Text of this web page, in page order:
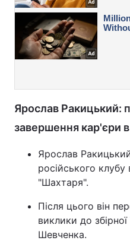
Ярослав Ракицький:
завершення кар'єри в
Ярослав
російського клубу
"Шахтаря".
Після цього він
виклики до
Шевченка.